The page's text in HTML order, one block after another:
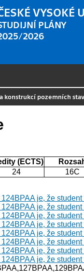
VYSOKÉ
PLÁNY
2026
konstrukcí pozemních
(ECTS)
24 16C
je, že
je, že
je, že
je, že
je, že
je, že
je, že
je, že